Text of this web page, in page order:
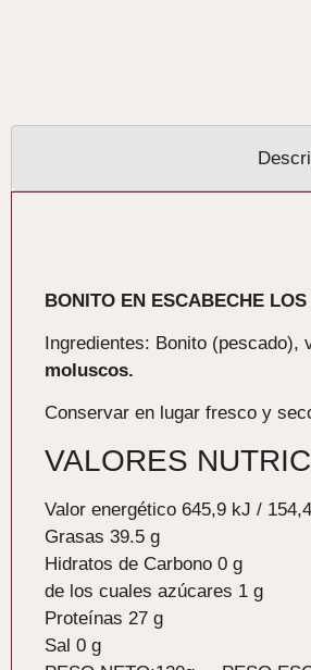
BONITO EN ESCABECHE
Ingredientes: Bonito (pescado),
moluscos.
Conservar en lugar fresco y
VALORES
Valor energético 645,9 kJ /
Grasas 39.5 g
Hidratos de Carbono 0 g
de los cuales azúcares 1 g
Proteínas 27 g
Sal 0 g